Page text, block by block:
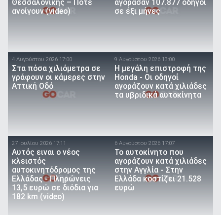
Θεσσαλονίκης – Πότε
ανοίγουν (video)
αγόρασαν 107.877 οδηγοί
σε έξι μήνες
4 Αυγούστου 2026 17:00
Στα πόσα χιλιόμετρα σε
γράφουν οι κάμερες στην
Αττική Οδό
9 Αυγούστου 2026 13:00
Η μεγάλη επιστροφή της
Honda - Οι οδηγοί
αγοράζουν κατά χιλιάδες
τα υβριδικά αυτοκίνητα
27 Ιουλίου 2026 17:11
Αυτός ειναι ο νέος
κλειστός
αυτοκινητόδρομος της
Ελλάδας - Πληρώνεις
13,5 ευρώ σε διόδια για
182 km (video)
6 Αυγούστου 2026 17:07
To αυτοκίνητο που
αγοράζουν κατά χιλιάδες
στην Αγγλία - Στην
Ελλάδα κοστίζει 21.528
ευρώ